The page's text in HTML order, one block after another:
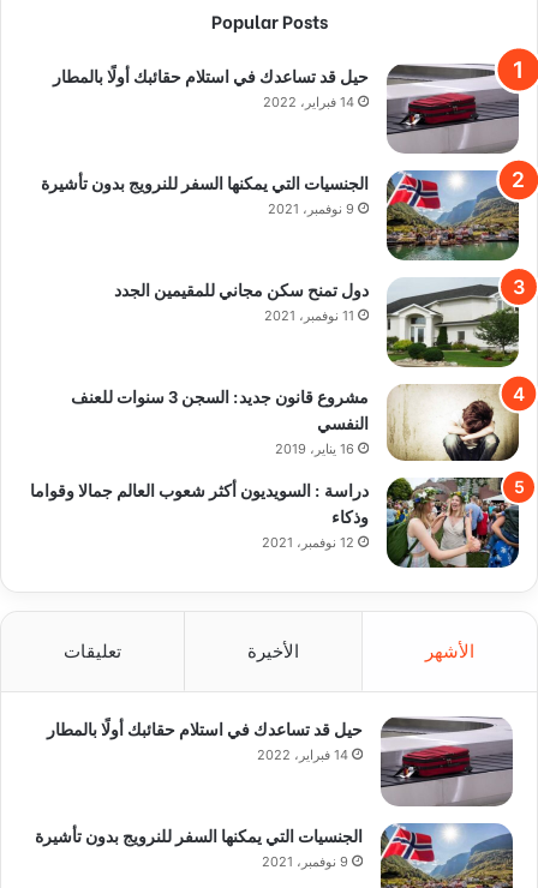
Popular Posts
حيل قد تساعدك في استلام حقائبك أولًا بالمطار
14 فبراير، 2022
الجنسيات التي يمكنها السفر للنرويج بدون تأشيرة
9 نوفمبر، 2021
دول تمنح سكن مجاني للمقيمين الجدد
11 نوفمبر، 2021
مشروع قانون جديد: السجن 3 سنوات للعنف
النفسي
16 يناير، 2019
دراسة : السويديون أكثر شعوب العالم جمالا وقواما
وذكاء
12 نوفمبر، 2021
الأشهر الأخيرة تعليقات
حيل قد تساعدك في استلام حقائبك أولًا بالمطار
14 فبراير، 2022
الجنسيات التي يمكنها السفر للنرويج بدون تأشيرة
9 نوفمبر، 2021